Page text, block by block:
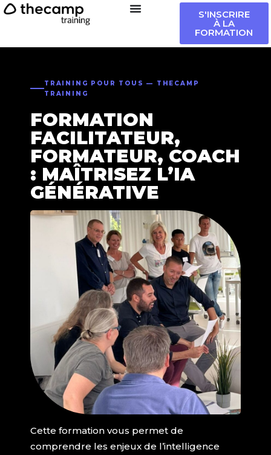
S'INSCRIRE
À LA
FORMATION
TRAINING POUR TOUS — THECAMP
TRAINING
FORMATION
FACILITATEUR,
FORMATEUR, COACH
: MAÎTRISEZ L’IA
GÉNÉRATIVE
Cette formation vous permet de
comprendre les enjeux de l’intelligence